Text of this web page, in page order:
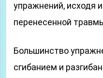
упражнений, исходя
перенесенной
Большинство
сгибанием и